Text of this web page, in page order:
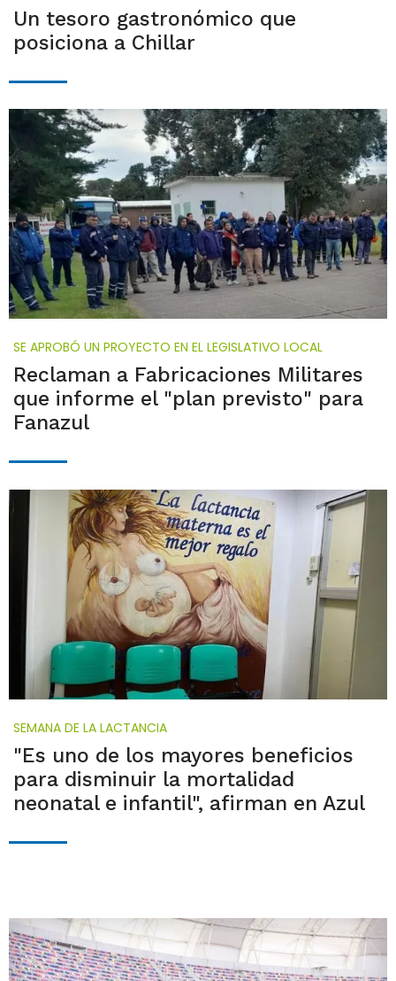
Un tesoro gastronómico que
posiciona a Chillar
SE APROBÓ UN PROYECTO EN EL LEGISLATIVO LOCAL
Reclaman a Fabricaciones Militares
que informe el "plan previsto" para
Fanazul
SEMANA DE LA LACTANCIA
"Es uno de los mayores beneficios
para disminuir la mortalidad
neonatal e infantil", afirman en Azul